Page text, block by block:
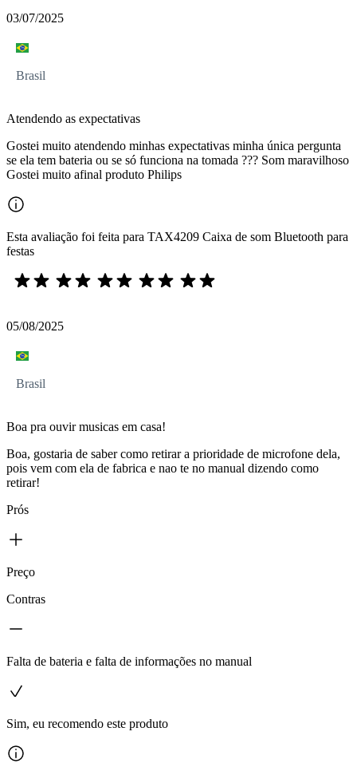
03/07/2025
Brasil
Atendendo as expectativas
Gostei muito atendendo minhas expectativas minha única pergunta
se ela tem bateria ou se só funciona na tomada ??? Som maravilhoso
Gostei muito afinal produto Philips
Esta avaliação foi feita para TAX4209 Caixa de som Bluetooth para
festas
05/08/2025
Brasil
Boa pra ouvir musicas em casa!
Boa, gostaria de saber como retirar a prioridade de microfone dela,
pois vem com ela de fabrica e nao te no manual dizendo como
retirar!
Prós
Preço
Contras
Falta de bateria e falta de informações no manual
Sim, eu recomendo este produto